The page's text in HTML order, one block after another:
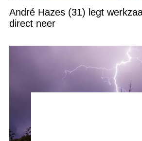
André Hazes (31) legt
direct neer